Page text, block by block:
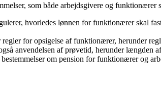
som både arbejdsgivere og
hvorledes lønnen for funktionærer skal
for opsigelse af funktionærer, herunder
anvendelsen af prøvetid, herunder længden
om pension for funktionærer og